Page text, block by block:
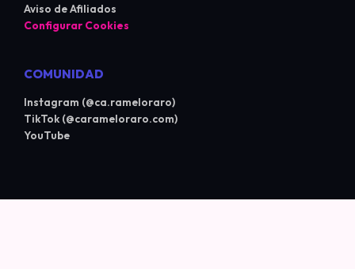
Aviso de Afiliados
Configurar Cookies
COMUNIDAD
Instagram (@ca.rameloraro)
TikTok (@carameloraro.com)
YouTube